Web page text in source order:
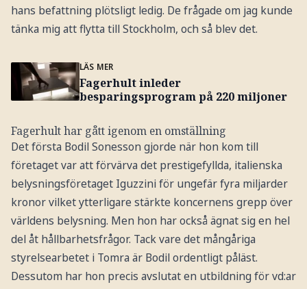
hans befattning plötsligt ledig. De frågade om jag kunde
tänka mig att flytta till Stockholm, och så blev det.
LÄS MER
Fagerhult inleder
besparingsprogram på 220 miljoner
Fagerhult har gått igenom en omställning
Det första Bodil Sonesson gjorde när hon kom till
företaget var att förvärva det prestigefyllda, italienska
belysningsföretaget Iguzzini för ungefär fyra miljarder
kronor vilket ytterligare stärkte koncernens grepp över
världens belysning. Men hon har också ägnat sig en hel
del åt hållbarhetsfrågor. Tack vare det mångåriga
styrelsearbetet i Tomra är Bodil ordentligt påläst.
Dessutom har hon precis avslutat en utbildning för vd:ar